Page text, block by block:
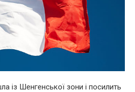
із Шенгенської зони і посилить